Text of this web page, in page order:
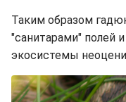
Таким образом
"санитарами" полей
экосистемы